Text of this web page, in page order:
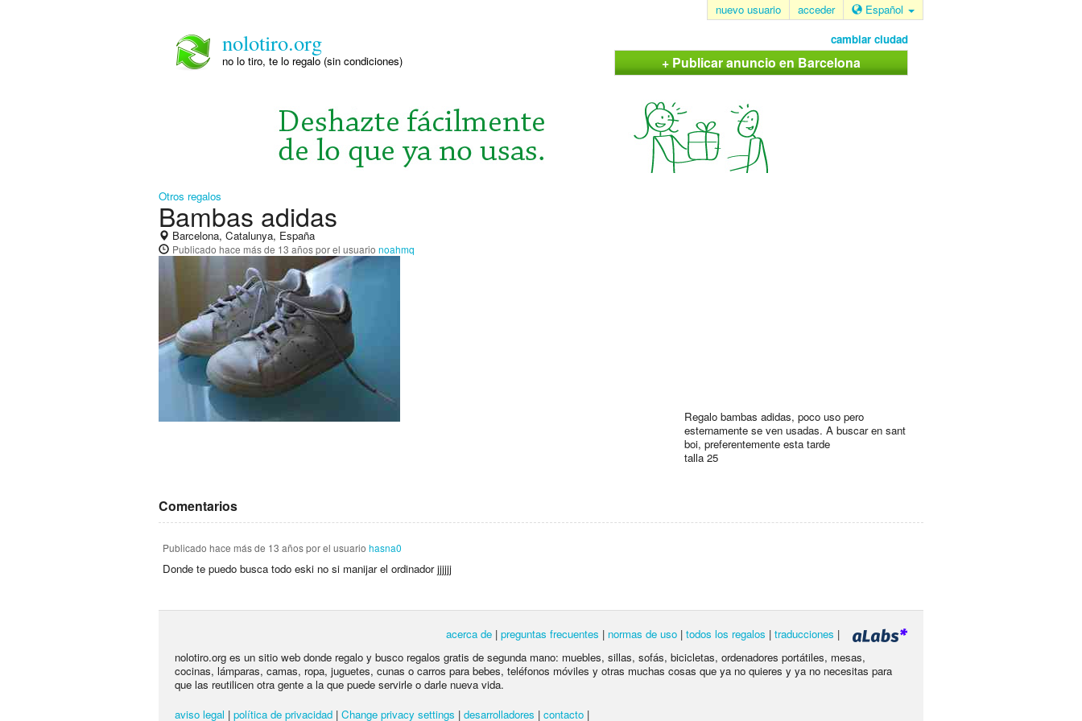
nuevo usuario acceder Español
nolotiro.org
no lo tiro, te lo regalo (sin condiciones)
cambiar ciudad
+ Publicar anuncio en Barcelona
Otros regalos
Bambas adidas
Barcelona, Catalunya, España
Publicado hace más de 13 añospor el usuario noahmq
Regalo bambas adidas, poco uso pero
esternamente se ven usadas. A buscar en sant
boi, preferentemente esta tarde
talla 25
Comentarios
Publicado hace más de 13 añospor el usuario hasna0
Donde te puedo busca todo eski no si manijar el ordinador jjjjjj
acerca de | preguntas frecuentes | normas de uso | todos los regalos | traducciones |
nolotiro.org es un sitio web donde regalo y busco regalos gratis de segunda mano: muebles, sillas, sofás, bicicletas, ordenadores portátiles, mesas,
cocinas, lámparas, camas, ropa, juguetes, cunas o carros para bebes, teléfonos móviles y otras muchas cosas que ya no quieres y ya no necesitas para
que las reutilicen otra gente a la que puede servirle o darle nueva vida.
aviso legal | política de privacidad | Change privacy settings | desarrolladores | contacto |